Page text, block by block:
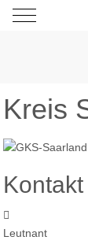
Mobile Menu
Kreis
Kontakt
Leutnant